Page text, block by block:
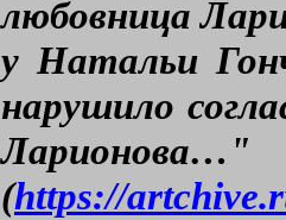
любовница
у Натальи
нарушило
Ларионова…"
(https://